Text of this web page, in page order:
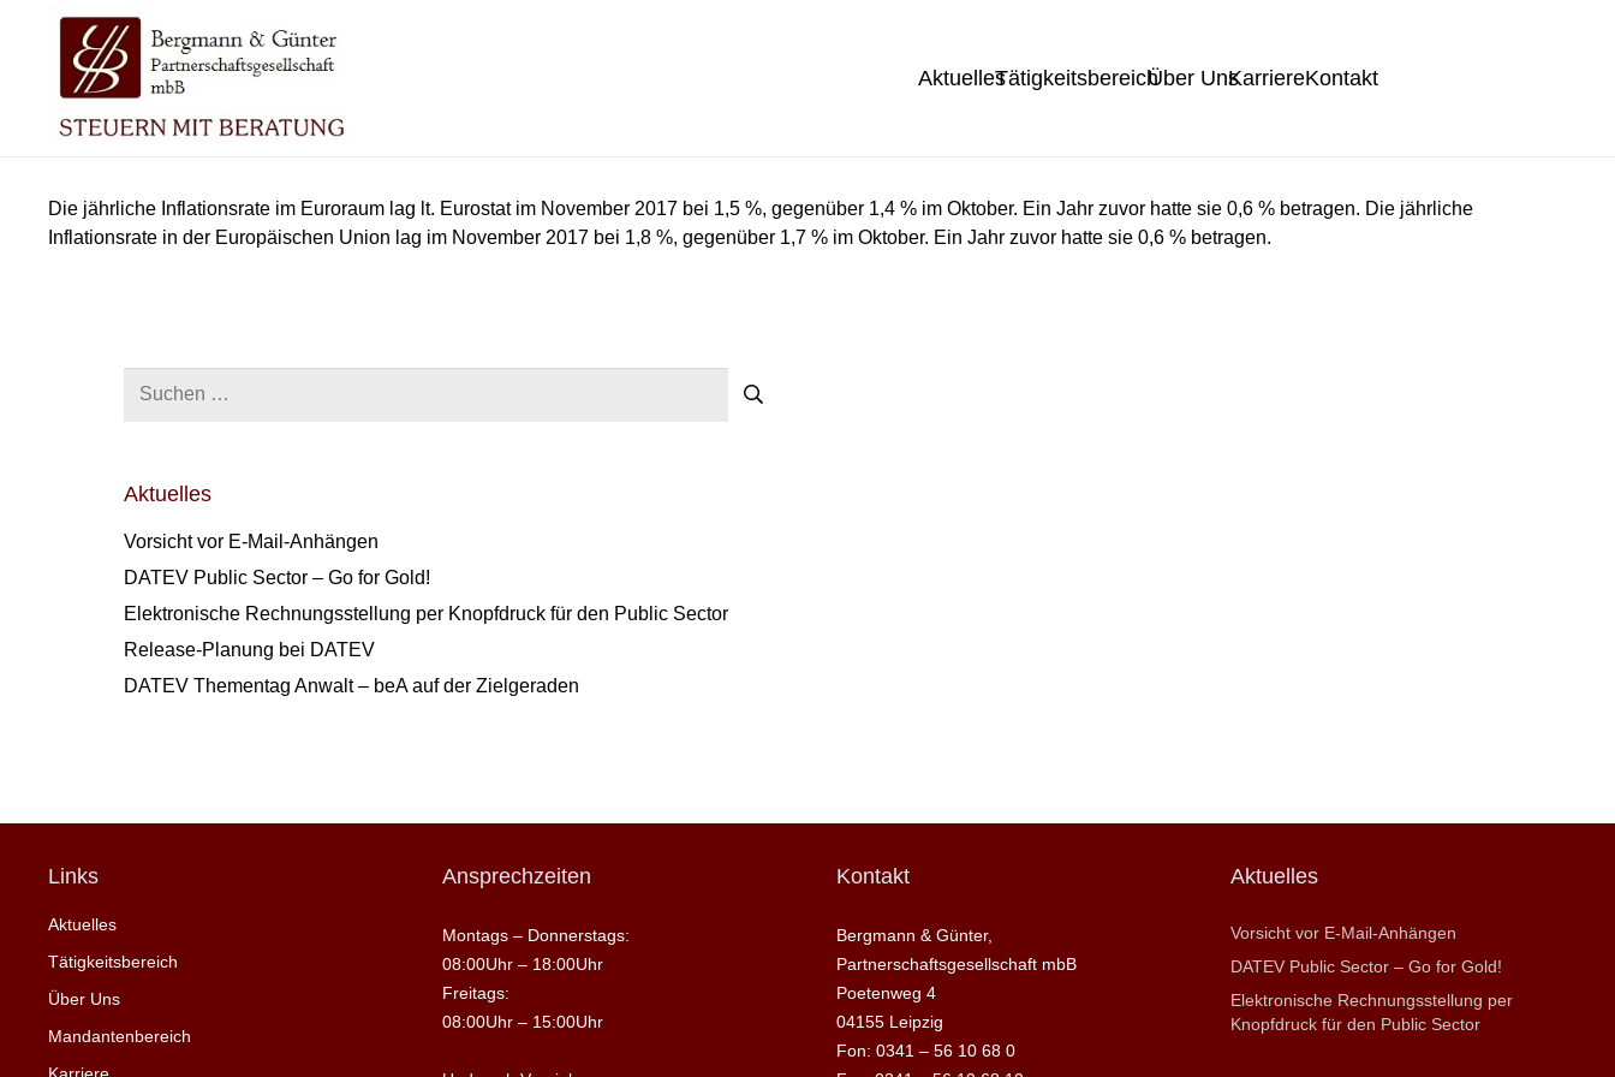
AktuellesTätigkeitsbereichÜber UnsKarriereKontakt
Die jährliche Inflationsrate im Euroraum lag lt. Eurostat im November 2017 bei 1,5 %, gegenüber 1,4 % im Oktober. Ein Jahr zuvor hatte sie 0,6 % betragen. Die jährliche
Inflationsrate in der Europäischen Union lag im November 2017 bei 1,8 %, gegenüber 1,7 % im Oktober. Ein Jahr zuvor hatte sie 0,6 % betragen.
Aktuelles
Vorsicht vor E-Mail-Anhängen
DATEV Public Sector – Go for Gold!
Elektronische Rechnungsstellung per Knopfdruck für den Public Sector
Release-Planung bei DATEV
DATEV Thementag Anwalt – beA auf der Zielgeraden
Links
Aktuelles
Tätigkeitsbereich
Über Uns
Mandantenbereich
Ansprechzeiten
Montags – Donnerstags:
08:00Uhr – 18:00Uhr
Freitags:
08:00Uhr – 15:00Uhr
Kontakt
Bergmann & Günter,
Partnerschaftsgesellschaft mbB
Poetenweg 4
04155 Leipzig
Fon: 0341 – 56 10 68 0
Aktuelles
Vorsicht vor E-Mail-Anhängen
DATEV Public Sector – Go for Gold!
Elektronische Rechnungsstellung per
Knopfdruck für den Public Sector